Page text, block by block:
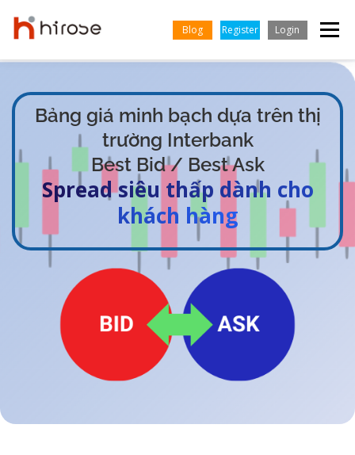
content
Blog Register Login Menu
TRUNG TÂM HỖ TRỢ CÔNG TY TIẾNG VIỆT
English
Indonesian
Bảng giá minh bạch dựa trên thị
trường Interbank
Best Bid / Best Ask
Spread siêu thấp dành cho
khách hàng